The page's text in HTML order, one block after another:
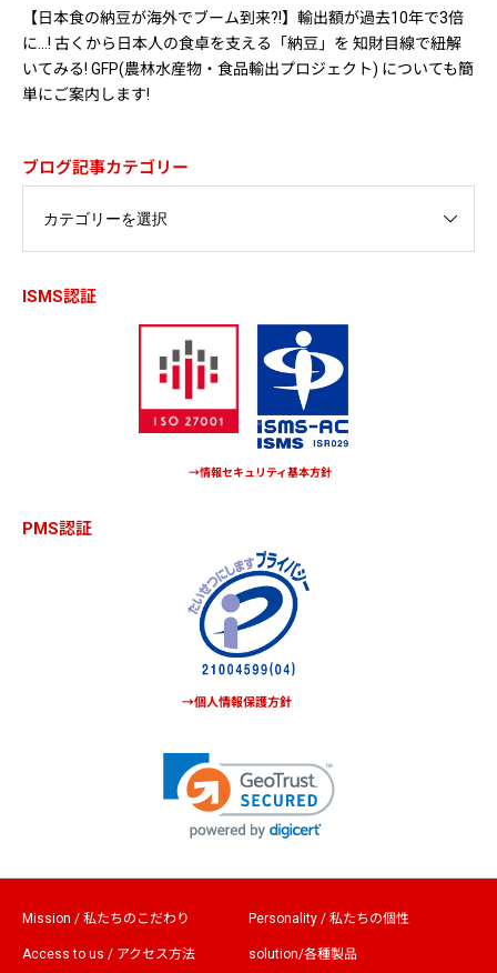
【日本食の納豆が海外でブーム到来?!】輸出額が過去10年で3倍
に…! 古くから日本人の食卓を支える「納豆」を 知財目線で紐解
いてみる! GFP(農林水産物・食品輸出プロジェクト) についても簡
単にご案内します!
ブログ記事カテゴリー
ISMS認証
→情報セキュリティ基本方針
PMS認証
→個人情報保護方針
Mission / 私たちのこだわり Personality / 私たちの個性
Access to us / アクセス方法 solution/各種製品